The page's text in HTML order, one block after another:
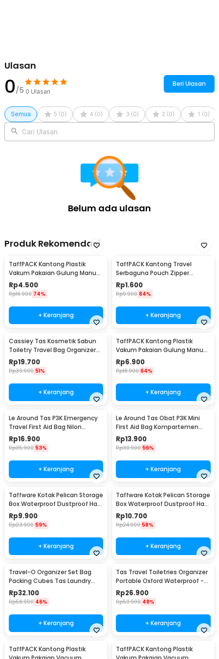
Ulasan
0/5 0 Ulasan
Beri Ulasan
Semua 5 (0) 4 (0) 3 (0) 2 (0) 1 (0)
Cari Ulasan
Belum ada ulasan
Produk Rekomendasi
TaffPACK Kantong Plastik
Vakum Pakaian Gulung Manual
40x60cm 1 PCS - TR028
Rp4.500
Rp16.900 74%
+ Keranjang
TaffPACK Kantong Travel
Serbaguna Pouch Zipper
Organizer 1 PCS - CC-003
Rp1.600
Rp9.900 84%
+ Keranjang
Cassiey Tas Kosmetik Sabun
Toiletry Travel Bag Organizer
21x17x8cm - VER.2
Rp19.700
Rp39.900 51%
+ Keranjang
TaffPACK Kantong Plastik
Vakum Pakaian Gulung Manual
1 PCS 39.5x60cm - VB-70
Rp6.900
Rp18.900 64%
+ Keranjang
Le Around Tas P3K Emergency
Travel First Aid Bag Nilon
23.7x13x7.5cm - LG129
Rp16.900
Rp35.900 53%
+ Keranjang
Le Around Tas Obat P3K Mini
First Aid Bag Kompartemen
Travel - A3079
Rp13.900
Rp30.900 56%
+ Keranjang
Taffware Kotak Pelican Storage
Box Waterproof Dustproof Hard
Case ABS S - G10/J020
Rp9.900
Rp23.900 59%
+ Keranjang
Taffware Kotak Pelican Storage
Box Waterproof Dustproof Hard
Case ABS L - G10/J020
Rp10.700
Rp24.900 58%
+ Keranjang
Travel-O Organizer Set Bag
Packing Cubes Tas Laundry
Multi Size 6 PCS - BIB-610
Rp32.100
Rp58.900 46%
+ Keranjang
Tas Travel Toiletries Organizer
Portable Oxford Waterproof -
F119
Rp26.900
Rp50.900 48%
+ Keranjang
TaffPACK Kantong Plastik
TaffPACK Kantong Plastik